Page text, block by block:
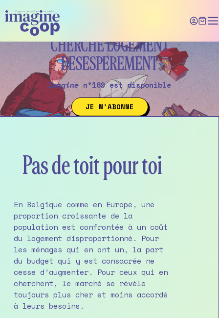
to
the
content
CHERCHE LOGEMENT
DESESPEREMENT
Imagine n°169 est disponible
JE M'ABONNE
SOCIÉTÉ, NORD-SUD) EST UNIMAGINE
Pas de toit pour toi
En Belgique comme en Europe, une
proportion croissante de la
population est confrontée à un coût
du logement disproportionné. Pour
les ménages qui en ont un, la part
du budget qui y est consacrée ne
cesse d’augmenter. Pour ceux qui en
cherchent, le marché se révèle
toujours plus cher et moins accordé
à leurs besoins.